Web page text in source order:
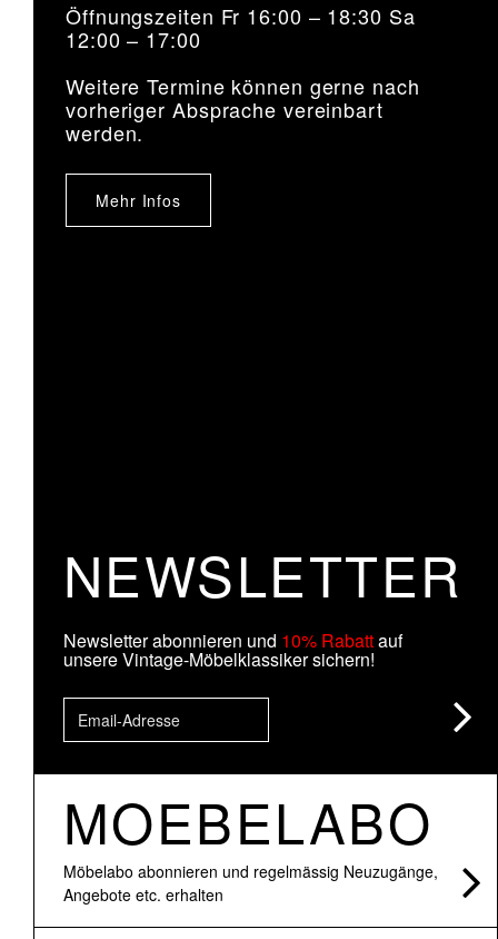
Öffnungszeiten Fr 16:00 – 18:30 Sa
12:00 – 17:00
Weitere Termine können gerne nach
vorheriger Absprache vereinbart
werden.
Mehr Infos
NEWSLETTER
Newsletter abonnieren und 10% Rabattauf
unsere Vintage-Möbelklassiker sichern!
MOEBELABO
Möbelabo abonnieren und regelmässig Neuzugänge,
Angebote etc. erhalten